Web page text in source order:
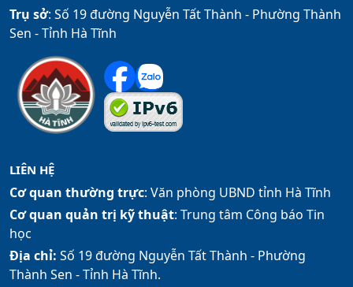
Trụ sở: Số 19 đường Nguyễn Tất Thành - Phường Thành
Sen - Tỉnh Hà Tĩnh
LIÊN HỆ
Cơ quan thường trực: Văn phòng UBND tỉnh Hà Tĩnh
Cơ quan quản trị kỹ thuật: Trung tâm Công báo Tin
học
Địa chỉ: Số 19 đường Nguyễn Tất Thành - Phường
Thành Sen - Tỉnh Hà Tĩnh.